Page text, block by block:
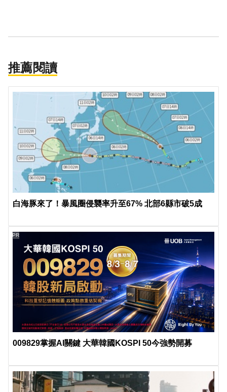
推薦閱讀
白海豚來了！暴風圈侵襲率升至67% 北部6縣市破5成
009829掌握AI關鍵 大華韓國KOSPI 50今強勢開募
PR